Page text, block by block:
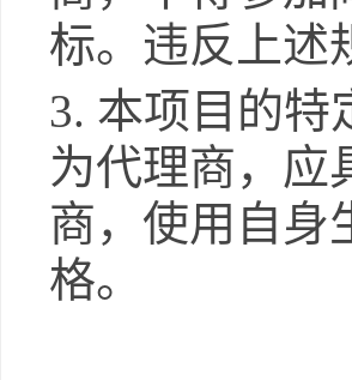
标。违反上述
3. 本项目的特
为代理商，应
商，使用自身
格。